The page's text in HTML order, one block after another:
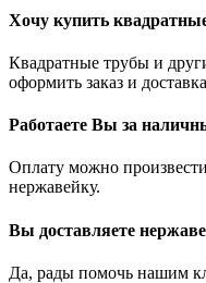
Хочу купить
Квадратные трубы и
оформить заказ и
Работаете Вы за
Оплату можно
нержавейку.
Вы доставляете
Да, рады помочь нашим